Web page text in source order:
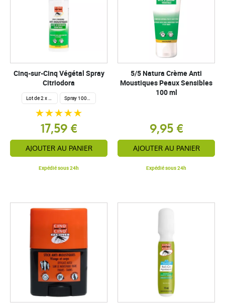
Cinq-sur-Cinq Végétal Spray
Citriodora
Lot de 2 x 100 ml Spray 100ml
17,59 €
AJOUTER AU PANIER
Expédié sous 24h
5/5 Natura Crème Anti
Moustiques Peaux Sensibles
100 ml
9,95 €
AJOUTER AU PANIER
Expédié sous 24h